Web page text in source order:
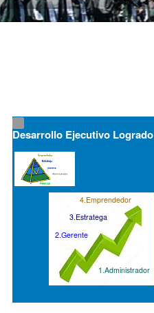
Desarrollo Ejecutivo Logrado
4.Emprendedor
3.Estratega
2.Gerente
1.Administrador